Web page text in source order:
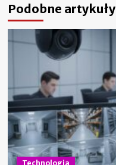
Podobne artykuły
Technologia